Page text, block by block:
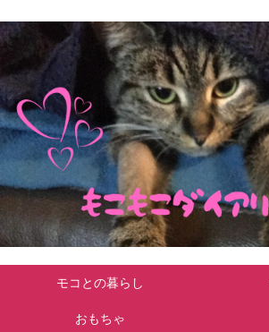
モコとの暮らし
おもちゃ